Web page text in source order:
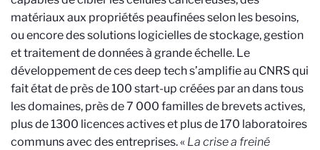
matériaux aux propriétés peaufinées selon les besoins,
ou encore des solutions logicielles de stockage, gestion
et traitement de données à grande échelle. Le
développement de ces deep tech s’amplifie au CNRS qui
fait état de près de 100 start-up créées par an dans tous
les domaines, près de 7 000 familles de brevets actives,
plus de 1300 licences actives et plus de 170 laboratoires
communs avec des entreprises. « La crise a freiné